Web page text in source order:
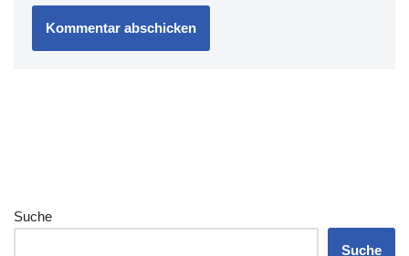
Suche
Suche